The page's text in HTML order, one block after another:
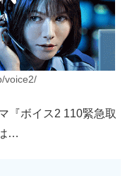
voice2/
『ボイス2 110緊急取
…